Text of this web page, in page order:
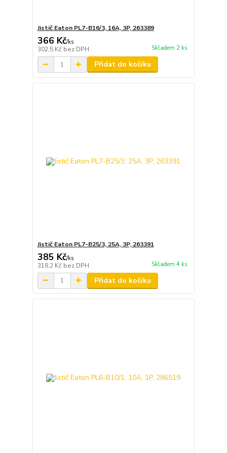
Jistič Eaton PL7-B16/3, 16A, 3P, 263389
366 Kč/ks
302,5 Kč bez DPH Skladem 2 ks
Přidat do košíku
Jistič Eaton PL7-B25/3, 25A, 3P, 263391
385 Kč/ks
318,2 Kč bez DPH Skladem 4 ks
Přidat do košíku